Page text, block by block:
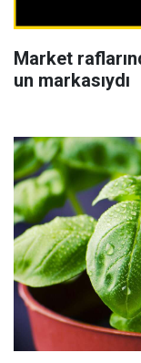
Market
un markasıydı